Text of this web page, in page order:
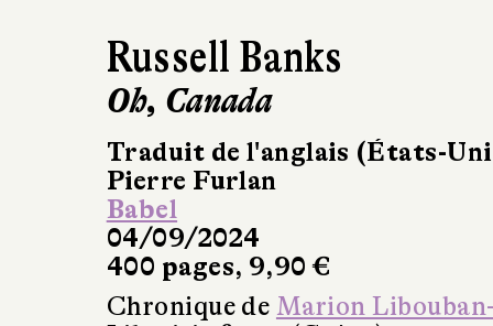
Russell Banks
Oh, Canada
Traduit de l'anglais (États-
Pierre Furlan
Babel
04/09/2024
400 pages, 9,90 €
Chronique de Marion